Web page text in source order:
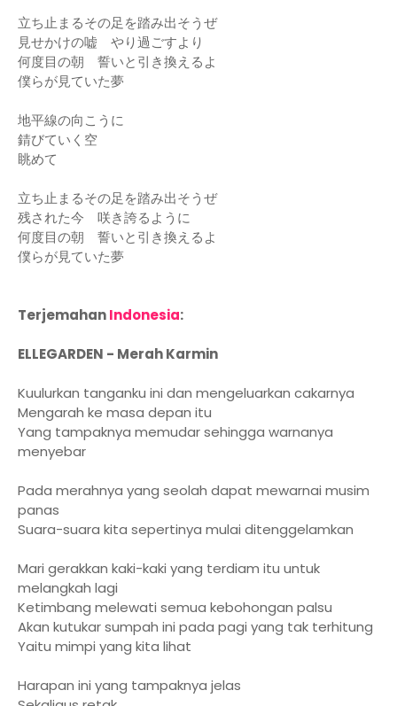
立ち止まるその足を踏み出そうぜ
見せかけの嘘 やり過ごすより
何度目の朝 誓いと引き換えるよ
僕らが見ていた夢
地平線の向こうに
錆びていく空
眺めて
立ち止まるその足を踏み出そうぜ
残された今 咲き誇るように
何度目の朝 誓いと引き換えるよ
僕らが見ていた夢
TerjemahanIndonesia:
ELLEGARDEN - Merah Karmin
Kuulurkan tanganku ini dan mengeluarkan cakarnya
Mengarah ke masa depan itu
Yang tampaknya memudar sehingga warnanya
menyebar
Pada merahnya yang seolah dapat mewarnai musim
panas
Suara-suara kita sepertinya mulai ditenggelamkan
Mari gerakkan kaki-kaki yang terdiam itu untuk
melangkah lagi
Ketimbang melewati semua kebohongan palsu
Akan kutukar sumpah ini pada pagi yang tak terhitung
Yaitu mimpi yang kita lihat
Harapan ini yang tampaknya jelas